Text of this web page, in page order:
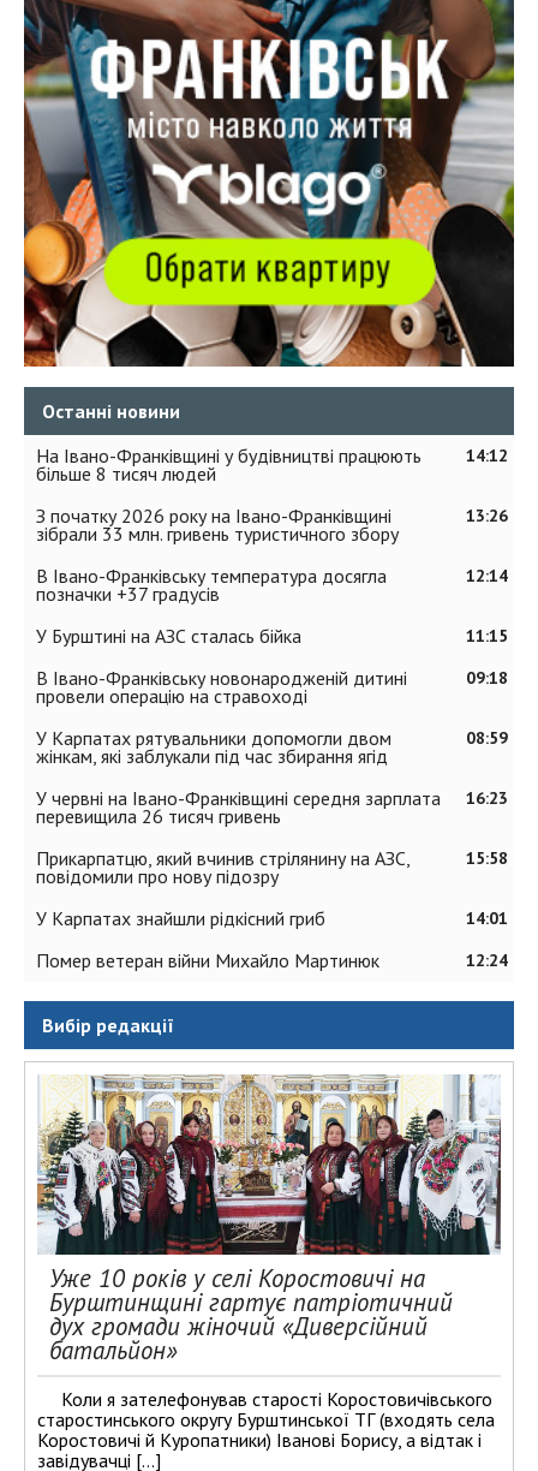
Останні новини
14:12
На Івано-Франківщині у будівництві працюють
більше 8 тисяч людей
13:26
З початку 2026 року на Івано-Франківщині
зібрали 33 млн. гривень туристичного збору
12:14
В Івано-Франківську температура досягла
позначки +37 градусів
11:15
У Бурштині на АЗС сталась бійка
09:18
В Івано-Франківську новонародженій дитині
провели операцію на стравоході
08:59
У Карпатах рятувальники допомогли двом
жінкам, які заблукали під час збирання ягід
16:23
У червні на Івано-Франківщині середня зарплата
перевищила 26 тисяч гривень
15:58
Прикарпатцю, який вчинив стрілянину на АЗС,
повідомили про нову підозру
14:01
У Карпатах знайшли рідкісний гриб
12:24
Помер ветеран війни Михайло Мартинюк
Вибір редакції
Уже 10 років у селі Коростовичі на
Бурштинщині гартує патріотичний
дух громади жіночий «Диверсійний
батальйон»
Коли я зателефонував старості Коростовичівського
старостинського округу Бурштинської ТГ (входять села
Коростовичі й Куропатники) Іванові Борису, а відтак і
завідувачці […]